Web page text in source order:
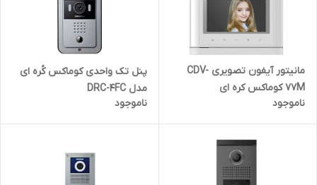
مانیتور آیفون تصویری CDV-
77M کوماکس کره ای
ناموجود
پنل تک واحدی کوماکس کُره ای
مدل DRC-4FC
ناموجود